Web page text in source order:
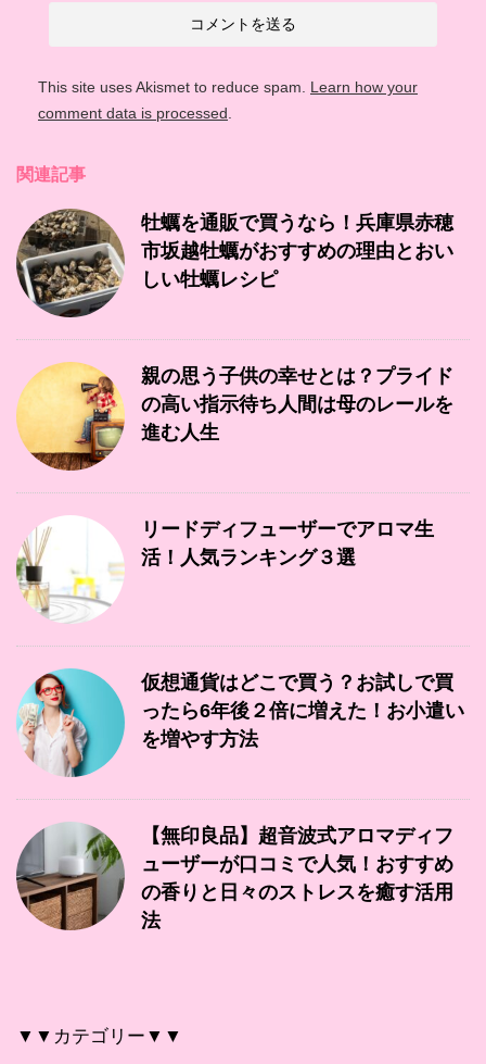
This site uses Akismet to reduce spam. Learn how your
comment data is processed
関連記事
牡蠣を通販で買うなら！兵庫県赤穂
市坂越牡蠣がおすすめの理由とおい
しい牡蠣レシピ
親の思う子供の幸せとは？プライド
の高い指示待ち人間は母のレールを
進む人生
リードディフューザーでアロマ生
活！人気ランキング３選
仮想通貨はどこで買う？お試しで買
ったら6年後２倍に増えた！お小遣い
を増やす方法
【無印良品】超音波式アロマディフ
ューザーが口コミで人気！おすすめ
の香りと日々のストレスを癒す活用
法
▼▼カテゴリー▼▼